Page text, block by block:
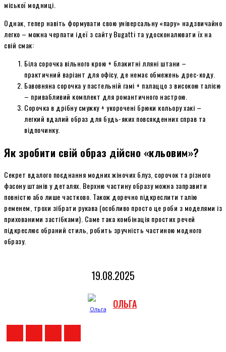
міської модниці.
Однак, тепер навіть формувати свою універсальну «пару» надзвичайно
легко – можна черпати ідеї з сайту Bugatti та удосконалювати їх на
свій смак:
Біла сорочка вільного крою + блакитні лляні штани –
практичний варіант для офісу, де немає обмежень дрес-коду.
Бавовняна сорочка у пастельній гамі + палаццо з високою талією
– привабливий комплект для романтичного настрою.
Сорочка в дрібну смужку + укорочені брюки кольору хакі –
легкий вдалий образ для будь-яких повсякденних справ та
відпочинку.
Як зробити свій образ дійсно «кльовим»?
Секрет вдалого поєднання модних жіночих блуз, сорочок та різного
фасону штанів у деталях. Верхню частину образу можна заправити
повністю або лише частково. Також доречно підкреслити талію
ременем, трохи зібрати рукава (особливо просто це роби з моделями із
прихованими застібками). Саме така комбінація простих речей
підкреслює обраний стиль, робить зручність частиною модного
образу.
19.08.2025
ОЛЬГА